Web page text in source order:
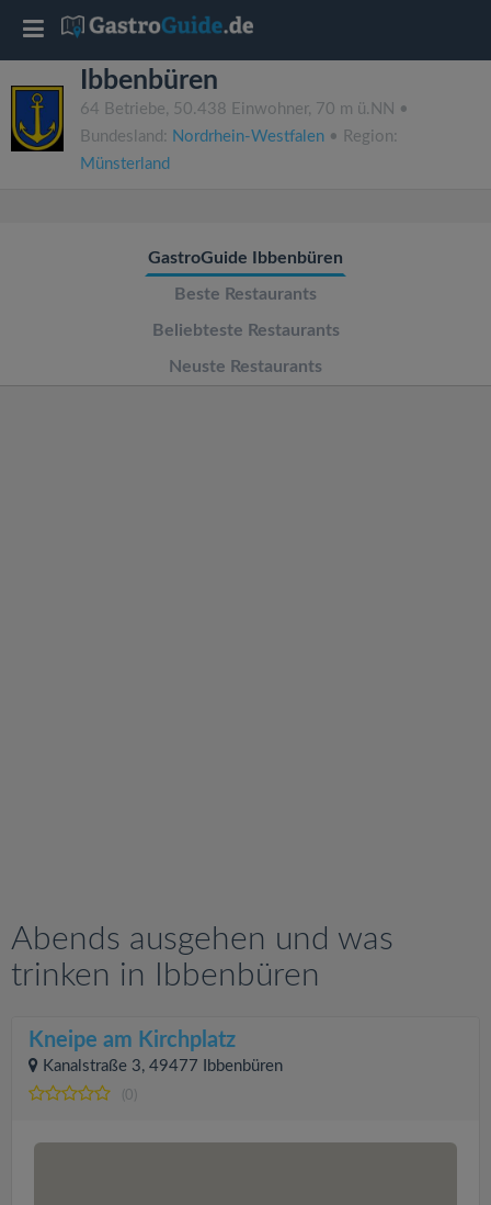
Ibbenbüren
64 Betriebe, 50.438 Einwohner, 70 m ü.NN •
Bundesland: Nordrhein-Westfalen • Region:
Münsterland
GastroGuide Ibbenbüren
Beste Restaurants
Beliebteste Restaurants
Neuste Restaurants
Abends ausgehen und was
trinken in Ibbenbüren
Kneipe am Kirchplatz
Kanalstraße 3, 49477 Ibbenbüren
(0)
T
o
g